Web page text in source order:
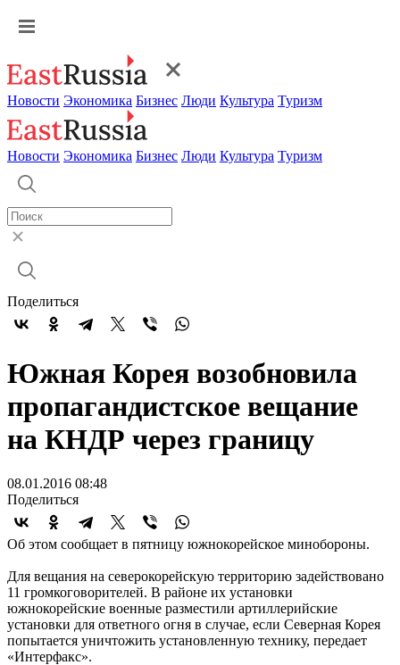
Новости Экономика Бизнес Люди Культура Туризм
Новости Экономика Бизнес Люди Культура Туризм
Поделиться
Южная Корея возобновила
пропагандистское вещание
на КНДР через границу
08.01.2016 08:48
Поделиться
Об этом сообщает в пятницу южнокорейское минобороны.
Для вещания на северокорейскую территорию задействовано
11 громкоговорителей. В районе их установки
южнокорейские военные разместили артиллерийские
установки для ответного огня в случае, если Северная Корея
попытается уничтожить установленную технику, передает
«Интерфакс».